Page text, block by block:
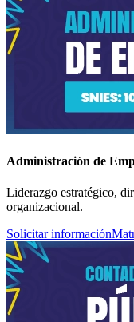
Administración de
Liderazgo estratégico,
organizacional.
Solicitar información